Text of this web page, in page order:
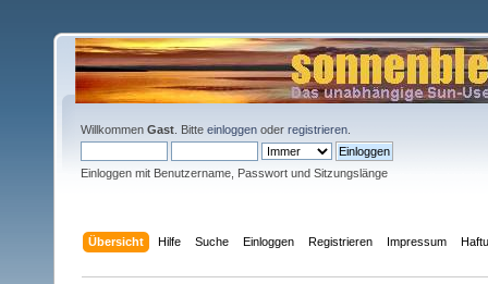
Willkommen Gast . Bitte einloggen oder registrieren
Einloggen mit Benutzername, Passwort und Sitzungslänge
Übersicht Hilfe Suche Einloggen Registrieren Impressum